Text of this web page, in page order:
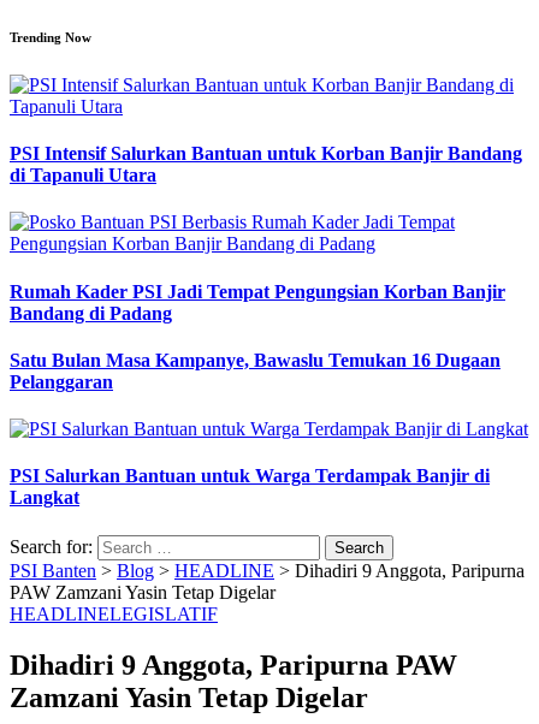
Trending Now
PSI Intensif Salurkan Bantuan untuk Korban Banjir Bandang
di Tapanuli Utara
Rumah Kader PSI Jadi Tempat Pengungsian Korban Banjir
Bandang di Padang
Satu Bulan Masa Kampanye, Bawaslu Temukan 16 Dugaan
Pelanggaran
PSI Salurkan Bantuan untuk Warga Terdampak Banjir di
Langkat
Search for:
PSI Banten > Blog > HEADLINE > Dihadiri 9 Anggota, Paripurna
PAW Zamzani Yasin Tetap Digelar
HEADLINELEGISLATIF
Dihadiri 9 Anggota, Paripurna PAW
Zamzani Yasin Tetap Digelar